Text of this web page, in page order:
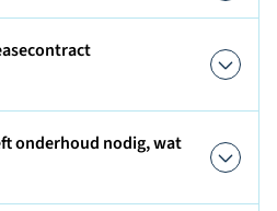
onderhoud nodig, wat